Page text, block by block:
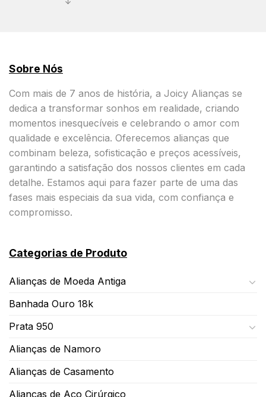
Sobre Nós
Com mais de 7 anos de história, a Joicy Alianças se
dedica a transformar sonhos em realidade, criando
momentos inesquecíveis e celebrando o amor com
qualidade e excelência. Oferecemos alianças que
combinam beleza, sofisticação e preços acessíveis,
garantindo a satisfação dos nossos clientes em cada
detalhe. Estamos aqui para fazer parte de uma das
fases mais especiais da sua vida, com confiança e
compromisso.
Categorias de Produto
Alianças de Moeda Antiga
Banhada Ouro 18k
Prata 950
Alianças de Namoro
Alianças de Casamento
Alianças de Aço Cirúrgico